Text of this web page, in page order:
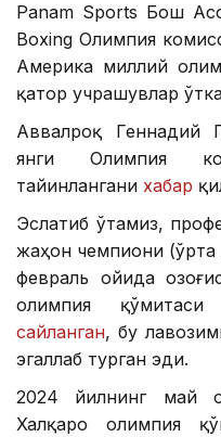
Panam Sports Бош
Boxing Олимпия
Америка миллий
қатор учрашувлар
Аввалроқ Геннадий
янги Олимпия
тайинлангани хабар
Эслатиб ўтамиз,
жаҳон чемпиони
февраль ойида
олимпия қўмитаси
сайланган, бу
эгаллаб турган эди.
2024 йилнинг май
Халқаро олимпия